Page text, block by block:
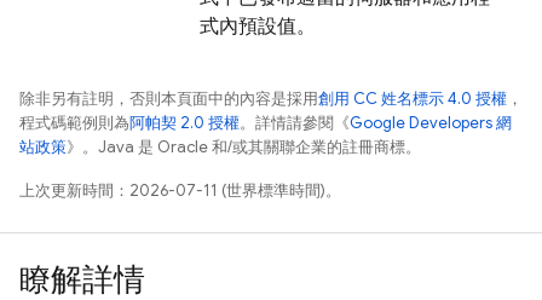
式內預設值。
除非另有註明，否則本頁面中的內容是採用創用 CC 姓名標示 4.0 授權 ，
程式碼範例則為阿帕契 2.0 授權。詳情請參閱《Google Developers 網
站政策》。Java 是 Oracle 和/或其關聯企業的註冊商標。
上次更新時間：2026-07-11 (世界標準時間)。
瞭解詳情